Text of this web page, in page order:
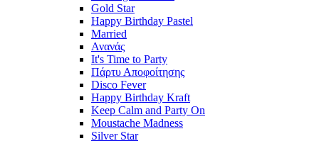
Gold Star
Happy Birthday Pastel
Married
Ανανάς
It's Time to Party
Πάρτυ Αποφοίτησης
Disco Fever
Happy Birthday Kraft
Keep Calm and Party On
Moustache Madness
Silver Star